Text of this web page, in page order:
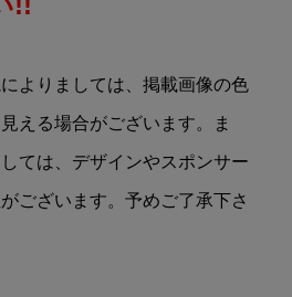
よりましては、掲載画像の色
える場合がございます。ま
ては、デザインやスポンサー
ございます。予めご了承下さ